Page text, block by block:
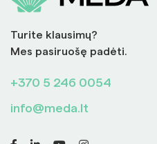
Turite klausimų?
Mes pasiruošę padėti.
+370 5 246 0054
info@meda.lt